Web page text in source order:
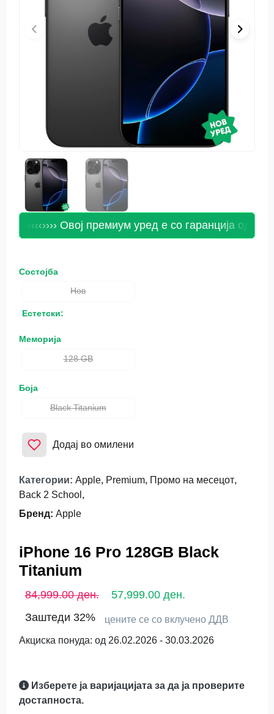
‹‹‹‹›››› Овој премиум уред е со гаранција од 24
Состојба
Нов
Естетски:
Меморија
128 GB
Боја
Black Titanium
Додај во омилени
Категории: Apple, Premium, Промо на месецот,
Back 2 School ,
Бренд: Apple
iPhone 16 Pro 128GB Black
Titanium
84,999.00 ден.
57,999.00 ден.
Заштеди 32%
цените се со вклучено ДДВ
Акциска понуда: од 26.02.2026 - 30.03.2026
Изберете ја варијацијата за да ја проверите
достапноста.